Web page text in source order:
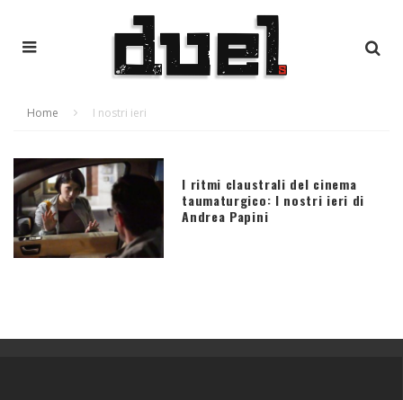
Home I nostri ieri
I ritmi claustrali del cinema
taumaturgico: I nostri ieri di
Andrea Papini